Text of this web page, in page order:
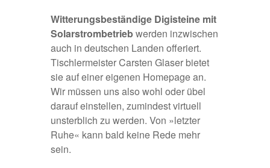
Witterungsbeständige Digisteine mit
Solarstrombetriebwerden inzwischen
auch in deutschen Landen offeriert.
TischlermeisterCarsten Glaser bietet
sie auf einer eigenen Homepage an.
Wir müssen uns also wohl oder übel
darauf einstellen, zumindest virtuell
unsterblich zu werden. Von »letzter
Ruhe« kann bald keine Rede mehr
sein.